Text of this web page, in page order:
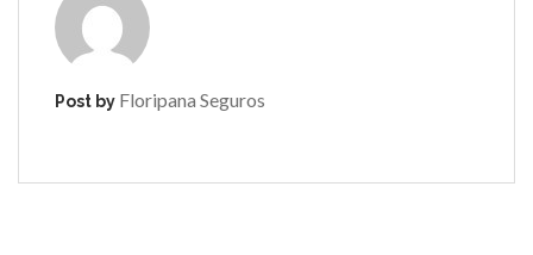
Post by Floripana Seguros